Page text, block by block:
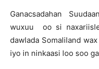
Ganacsadahan
wuxuu oo si
dawlada Somaliland
iyo in ninkaasi loo soo